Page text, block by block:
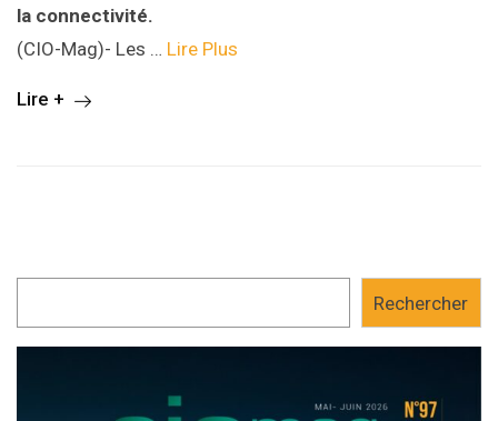
la connectivité.
(CIO-Mag)- Les … Lire Plus
Lire +
Rechercher